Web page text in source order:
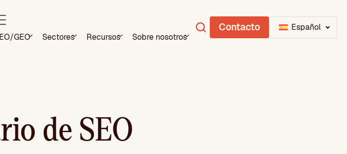
GEO Sectores Recursos Sobre nosotros
Contacto Español
de SEO